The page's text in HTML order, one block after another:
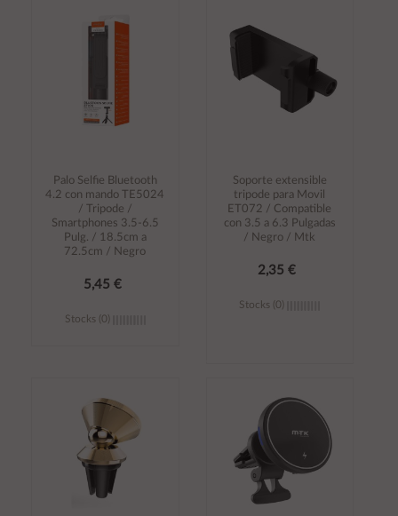
carrito
carrito
Palo Selfie Bluetooth
4.2 con mando TE5024
/ Tripode /
Smartphones 3.5-6.5
Pulg. / 18.5cm a
72.5cm / Negro
5,45 €
Stocks (0)
carrito
Soporte extensible
tripode para Movil
ET072 / Compatible
con 3.5 a 6.3 Pulgadas
/ Negro / Mtk
2,35 €
Stocks (0)
carrito